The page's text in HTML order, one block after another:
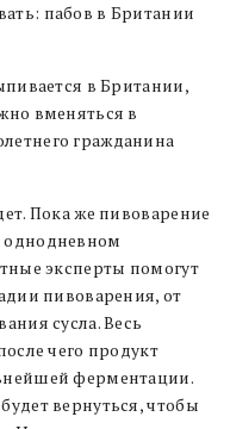
пабов в Британии
в Британии,
вменяться в
гражданина
Пока же пивоварение
однодневном
эксперты помогут
пивоварения, от
сусла. Весь
чего продукт
ферментации.
вернуться, чтобы